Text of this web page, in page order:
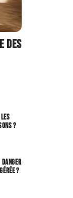
des
les
?
danger
?